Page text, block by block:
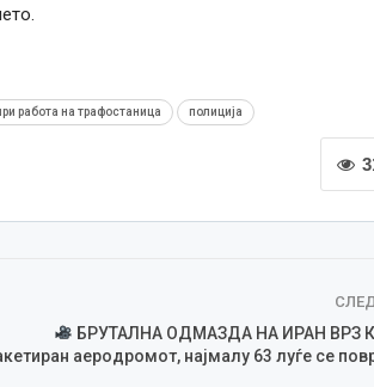
работа на трафостаница полиција
БРУТАЛНА ОДМАЗДА НА ИРАН ВРЗ
аеродромот, најмалу 63 луѓе се